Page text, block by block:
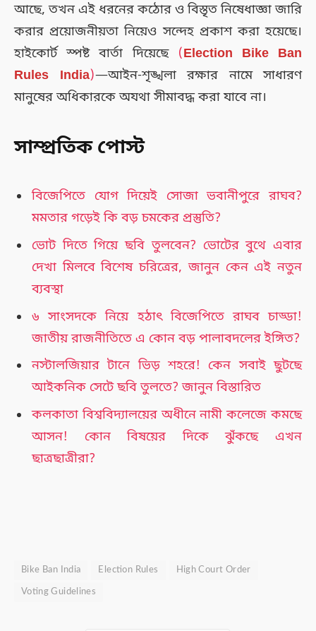
আছে, তখন এই ধরনের কঠোর ও বিস্তৃত নিষেধাজ্ঞা জারি
করার প্রয়োজনীয়তা নিয়েও সন্দেহ প্রকাশ করা হয়েছে।
হাইকোর্ট স্পষ্ট বার্তা দিয়েছে(Election Bike Ban
Rules India)—আইন-শৃঙ্খলা রক্ষার নামে সাধারণ
মানুষের অধিকারকে অযথা সীমাবদ্ধ করা যাবে না।
সাম্প্রতিক পোস্ট
বিজেপিতে যোগ দিয়েই সোজা ভবানীপুরে রাঘব?
মমতার গড়েই কি বড় চমকের প্রস্তুতি?
ভোট দিতে গিয়ে ছবি তুলবেন? ভোটের বুথে এবার
দেখা মিলবে বিশেষ চরিত্রের, জানুন কেন এই নতুন
ব্যবস্থা
৬ সাংসদকে নিয়ে হঠাৎ বিজেপিতে রাঘব চাড্ডা!
জাতীয় রাজনীতিতে এ কোন বড় পালাবদলের ইঙ্গিত?
নস্টালজিয়ার টানে ভিড় শহরে! কেন সবাই ছুটছে
আইকনিক সেটে ছবি তুলতে? জানুন বিস্তারিত
কলকাতা বিশ্ববিদ্যালয়ের অধীনে নামী কলেজে কমছে
আসন! কোন বিষয়ের দিকে ঝুঁকছে এখন
ছাত্রছাত্রীরা?
Bike Ban India Election Rules High Court Order
Voting Guidelines